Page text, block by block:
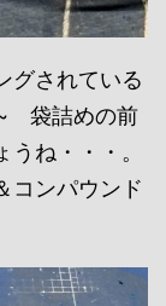
グされている
袋詰めの前
ね・・・。
コンパウンド